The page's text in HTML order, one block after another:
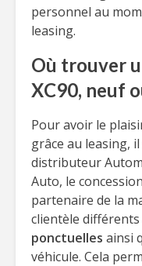
personnel au
leasing.
Où trouver
XC90, neuf
Pour avoir le
grâce au leasing,
distributeur
Auto, le
partenaire de la
clientèle différents
ponctuelles ainsi
véhicule. Cela